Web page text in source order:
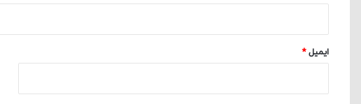
ایمیل*